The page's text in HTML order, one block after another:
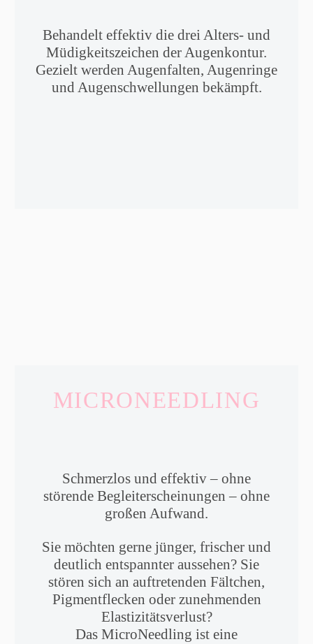
Behandelt effektiv die drei Alters- und
Müdigkeitszeichen der Augenkontur.
Gezielt werden Augenfalten, Augenringe
und Augenschwellungen bekämpft.
MICRONEEDLING
Schmerzlos und effektiv – ohne
störende Begleiterscheinungen – ohne
großen Aufwand.
Sie möchten gerne jünger, frischer und
deutlich entspannter aussehen? Sie
stören sich an auftretenden Fältchen,
Pigmentflecken oder zunehmenden
Elastizitätsverlust?
Das MicroNeedling ist eine